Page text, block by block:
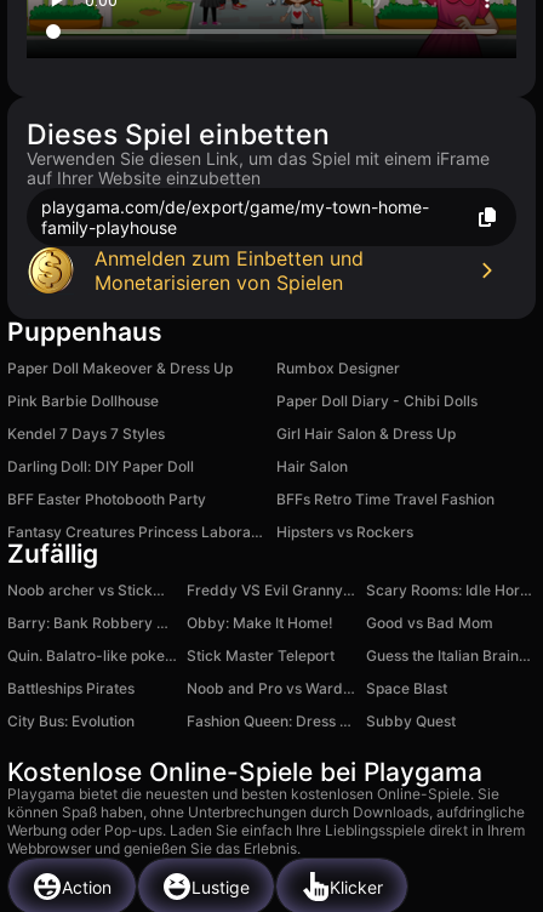
Dieses Spiel einbetten
Verwenden Sie diesen Link, um das Spiel mit einem iFrame
auf Ihrer Website einzubetten
playgama.com/de/export/game/my-town-home-
family-playhouse
Anmelden zum Einbetten und
Monetarisieren von Spielen
Puppenhaus
Paper Doll Makeover & Dress Up
Rumbox Designer
Pink Barbie Dollhouse
Paper Doll Diary - Chibi Dolls
Kendel 7 Days 7 Styles
Girl Hair Salon & Dress Up
Darling Doll: DIY Paper Doll
Hair Salon
BFF Easter Photobooth Party
BFFs Retro Time Travel Fashion
Fantasy Creatures Princess Laboratory
Hipsters vs Rockers
Zufällig
Noob archer vs Stickman Zombie: zombie shooter Freddy VS Evil Granny Shooter Rush
Scary Rooms: Idle Horror
Barry: Bank Robbery Robux!
Obby: Make It Home!
Good vs Bad Mom
Quin. Balatro-like poker-solitaire
Stick Master Teleport
Guess the Italian Brainrot or Die
Battleships Pirates
Noob and Pro vs Warden
Space Blast
City Bus: Evolution
Fashion Queen: Dress Run Subby Quest
Kostenlose Online-Spiele bei Playgama
Playgama bietet die neuesten und besten kostenlosen Online-Spiele. Sie
können Spaß haben, ohne Unterbrechungen durch Downloads, aufdringliche
Werbung oder Pop-ups. Laden Sie einfach Ihre Lieblingsspiele direkt in Ihrem
Webbrowser und genießen Sie das Erlebnis.
Action Lustige Klicker